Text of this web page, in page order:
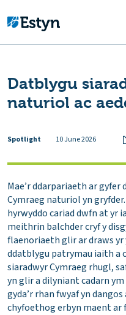
Datblygu
naturiol ac
Spotlight 10 June 2026
Mae’r ddarpariaeth ar
Cymraeg naturiol yn
hyrwyddo cariad dwfn at yr
meithrin balchder cryf y
flaenoriaeth glir ar draws yr
ddatblygu patrymau iaith a
siaradwyr Cymraeg rhugl,
yn glir a dilyniant cadarn
gyda’r rhan fwyaf yn
chyfoethog erbyn maent ar